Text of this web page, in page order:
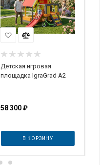
Детская игровая
площадка IgraGrad А2
58 300₽
В КОРЗИНУ